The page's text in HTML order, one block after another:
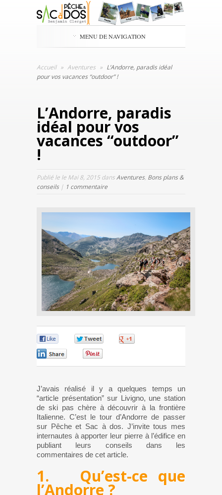
MENU DE NAVIGATION
Accueil » Aventures » L’Andorre, paradis idéal
pour vos vacances “outdoor” !
L’Andorre, paradis
idéal pour vos
vacances “outdoor”
!
Publié le le Mai 8, 2015 dansAventures, Bons plans &
conseils| 1 commentaire
J’avais réalisé il y a quelques temps un
“article présentation” sur Livigno, une station
de ski pas chère à découvrir à la frontière
Italienne. C’est le tour d’Andorre de passer
sur Pêche et Sac à dos. J’invite tous mes
internautes à apporter leur pierre à l’édifice en
publiant leurs conseils dans les
commentaires de cet article.
1. Qu’est-ce que
l’Andorre ?